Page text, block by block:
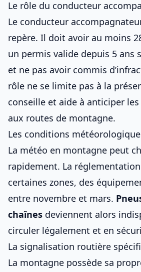
Le rôle du conducteur
Le conducteur
repère. Il doit avoir au moins
un permis valide depuis 5 ans
et ne pas avoir commis
rôle ne se limite pas à la
conseille et aide à anticiper
aux routes de montagne.
Les conditions
La météo en montagne peut
rapidement. La
certaines zones, des
entre novembre et mars.
chaînes deviennent alors
circuler légalement et en
La signalisation routière
La montagne possède sa